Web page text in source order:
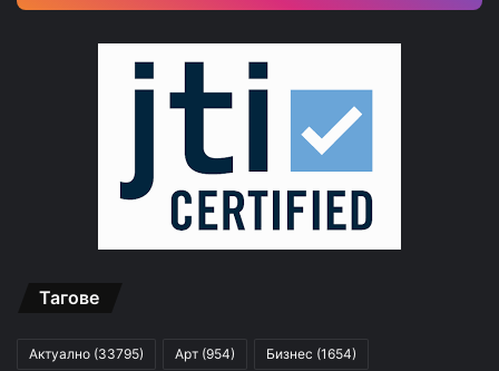
Тагове
Актуално (33795) Арт (954) Бизнес (1654)